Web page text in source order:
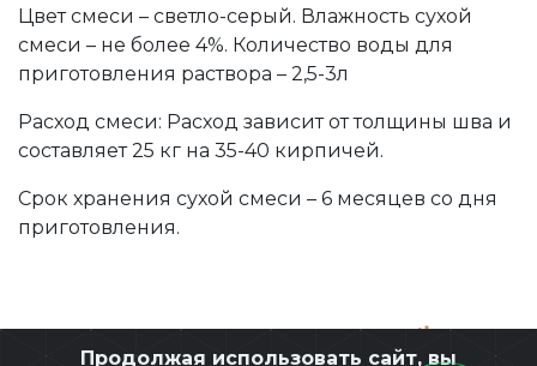
Цвет смеси – светло-серый. Влажность сухой
смеси – не более 4%. Количество воды для
приготовления раствора – 2,5-3л
Расход смеси: Расход зависит от толщины шва и
составляет 25 кг на 35-40 кирпичей.
Срок хранения сухой смеси – 6 месяцев со дня
приготовления.
Продолжая использовать сайт, вы